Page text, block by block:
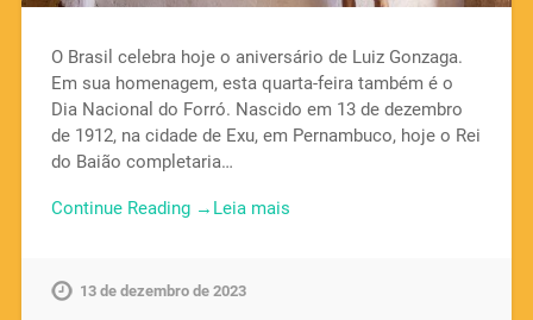
O Brasil celebra hoje o aniversário de Luiz Gonzaga.
Em sua homenagem, esta quarta-feira também é o
Dia Nacional do Forró. Nascido em 13 de dezembro
de 1912, na cidade de Exu, em Pernambuco, hoje o Rei
do Baião completaria…
Continue Reading →
13 de dezembro de 2023